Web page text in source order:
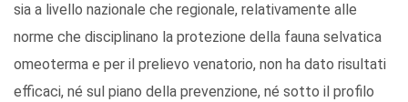
sia a livello nazionale che regionale, relativamente alle
norme che disciplinano la protezione della fauna selvatica
omeoterma e per il prelievo venatorio, non ha dato risultati
efficaci, né sul piano della prevenzione, né sotto il profilo